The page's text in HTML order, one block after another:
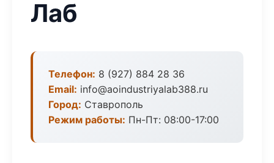
Лаб
Телефон: 8 (927) 884 28 36
Email: info@aoindustriyalab388.ru
Город: Ставрополь
Режим работы: Пн-Пт: 08:00-17:00